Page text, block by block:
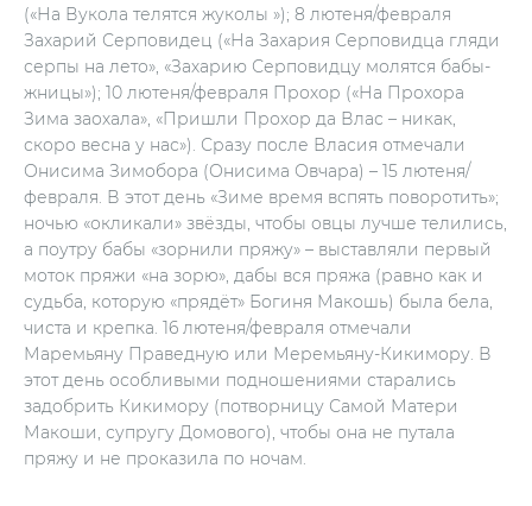
(«На Вукола телятся жуколы »); 8 лютеня/февраля
Захарий Серповидец («На Захария Серповидца гляди
серпы на лето», «Захарию Серповидцу молятся бабы-
жницы»); 10 лютеня/февраля Прохор («На Прохора
Зима заохала», «Пришли Прохор да Влас – никак,
скоро весна у нас»). Сразу после Власия отмечали
Онисима Зимобора (Онисима Овчара) – 15 лютеня/
февраля. В этот день «Зиме время вспять поворотить»;
ночью «окликали» звёзды, чтобы овцы лучше телились,
а поутру бабы «зорнили пряжу» – выставляли первый
моток пряжи «на зорю», дабы вся пряжа (равно как и
судьба, которую «прядёт» Богиня Макошь) была бела,
чиста и крепка. 16 лютеня/февраля отмечали
Маремьяну Праведную или Меремьяну-Кикимору. В
этот день особливыми подношениями старались
задобрить Кикимору (потворницу Самой Матери
Макоши, супругу Домового), чтобы она не путала
пряжу и не проказила по ночам.